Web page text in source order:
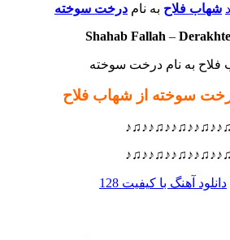
شهاب فلاح به نام درخت سوخته
Shahab Fallah –
سوخته از شهاب فلاح
دانلود آهنگ با کیفیت 128